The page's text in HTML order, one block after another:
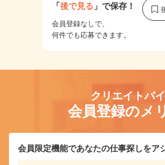
「後で見る 」で保存！
会員登録なしで、
何件でも応募できます。
クリエイトバ
会員登録のメ
会員限定機能であなたの仕事探しをア